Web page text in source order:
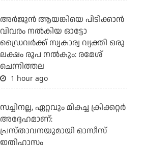
അര്‍ജുന്‍ ആയങ്കിയെ പിടിക്കാന്‍
വിവരം നല്‍കിയ ഓട്ടോ
ഡ്രൈവര്‍ക്ക് സ്വകാര്വ വ്യക്തി ഒരു
ലക്ഷം രൂപ നല്‍കും: രമേശ്
ചെന്നിത്തല
1 hour ago
സച്ചിനല്ല, ഏറ്റവും മികച്ച ക്രിക്കറ്റര്‍
അദ്ദേഹമാണ്:
പ്രസ്താവനയുമായി ഓസീസ്